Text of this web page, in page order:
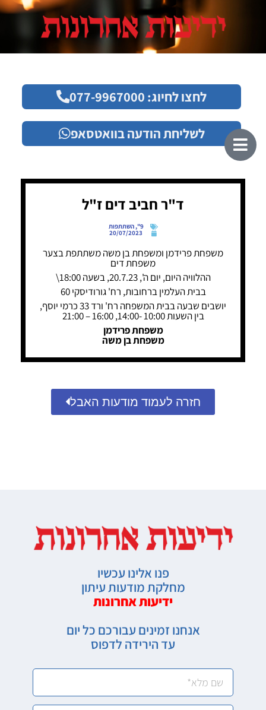
לחצו לחיוג: 077-9967000
לשליחת הודעה בוואטסאפ
ד"ר חביב דים ז"ל
9"
,השתתפות
20/07/2023
משפחת פרידמן ומשפחת בן משה משתתפת בצער
משפחת דים
ההלוויה היום, יום ה', 20.7.23, בשעה 18:00\
בבית העלמין ברחובות, רח' גורודיסקי 60
יושבים שבעה בבית המשפחה רח' ורד 33 כרמי יוסף,
בין השעות 10:00 -14:00, 16:00 – 21:00
משפחת פרידמן
משפחת בן משה
חזרה לעמוד מודעות האבל
פנו אלינו עכשיו
מחלקת מודעות עיתון
ידיעות אחרונות
אנחנו זמינים עבורכם כל יום
עד הירידה לדפוס